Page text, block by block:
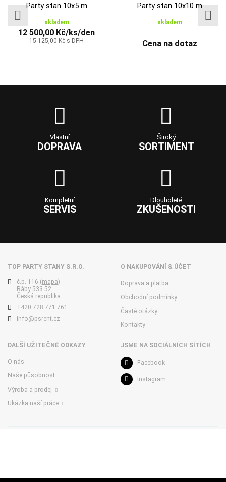
Party stan 10x5 m
skladem
12 500,00 Kč/ks/den
15 125,00 Kč s DPH
Party stan 10x10 m
skladem
Cena na dotaz
Vlastní
DOPRAVA
Široký
SORTIMENT
Kompletní
SERVIS
Dlouholeté
ZKUŠENOSTI
TOP PARTY STANY S.R.O.
č.p. 116 (mapa)
Ráby 533 52
Česká republika
+420 728 771 761
info@psrent.cz
O NAKUPOVÁNÍ & ÚČET
Doprava a platba
Obchodní podmínky
Časté otázky
Kontakty
DALŠÍ UŽITEČNÉ ODKAZY
O nás
Naše působnost
Výroba a prodej
Ukázka naší práce
JSME NA SOCIÁLNÍCH SÍTÍCH
Facebook
Instagram